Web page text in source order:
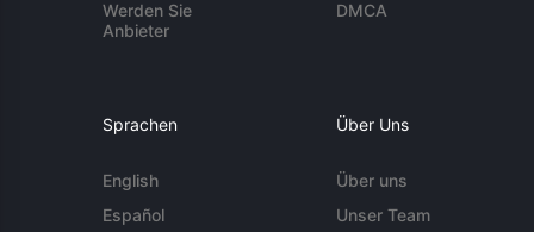
Werden Sie
Anbieter
DMCA
Sprachen
English
Español
Über Uns
Über uns
Unser Team